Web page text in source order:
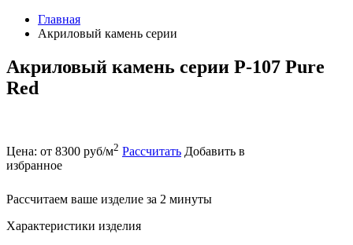
Главная
Акриловый камень серии
Акриловый камень серии P-107 Pure
Red
Цена: от 8300 руб/м2 Рассчитать Добавить в
избранное
Рассчитаем ваше изделие за 2 минуты
Характеристики изделия